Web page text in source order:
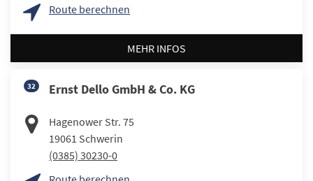
Route berechnen
MEHR INFOS
32 Ernst Dello GmbH & Co. KG
Hagenower Str. 75
19061 Schwerin
(0385) 30230-0